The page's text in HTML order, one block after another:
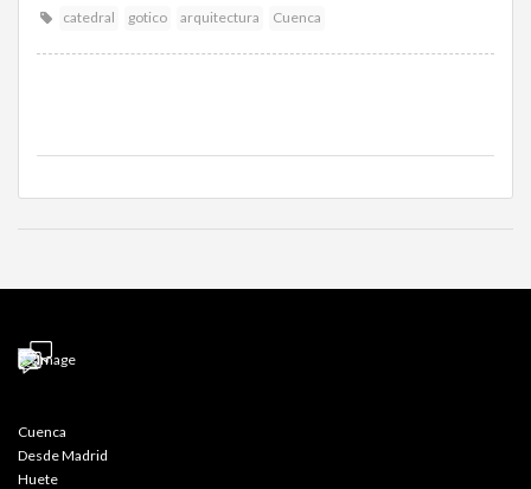
catedral
gotico arquitectura Cuenca
Cuenca
Desde Madrid
Huete